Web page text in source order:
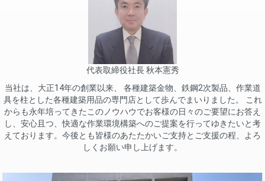
代表取締役社長 秋本憲秀
当社は、大正14年の創業以来、 各種建築金物、鉄鋼2次製品、作業道
具を柱とした各種建築用品の専門店として歩んでまいりました。 これ
からも永年培ってきたこのノウハウでお客様の日々のご要望にお答え
し、安心且つ、快適な作業環境構築へのご提案を行ってゆきたいと考
えております。今後とも皆様のあたたかいご支持とご支援の程、よろ
しくお願い申し上げます。